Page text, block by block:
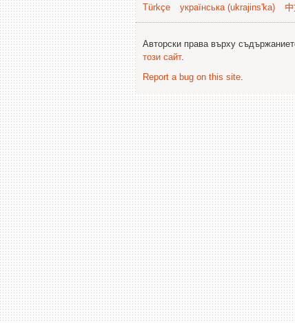
Türkçe
українська (ukrajins'ka)
Авторски права върху
този сайт.
Report a bug on this site.